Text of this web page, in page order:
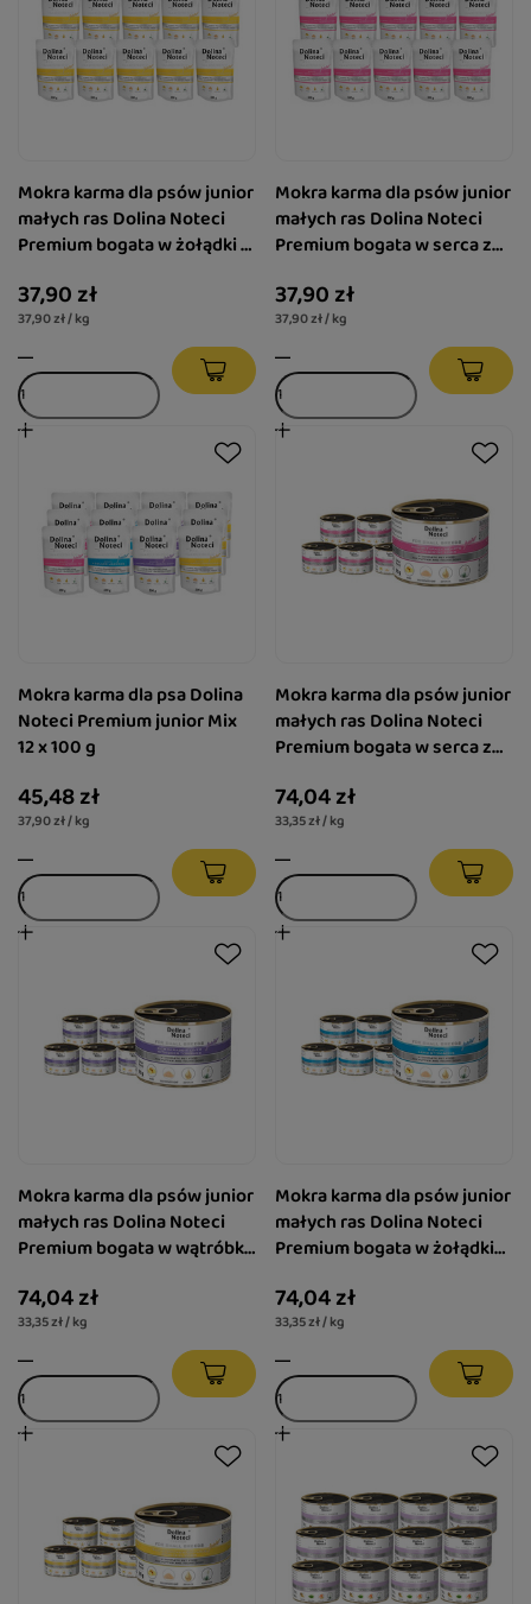
Mokra karma dla psów junior
małych ras Dolina Noteci
Premium bogata w żołądki z
zestaw 10 x 100 g
37,90 zł
37,90 zł / kg
Mokra karma dla psów junior
małych ras Dolina Noteci
Premium bogata w serca z
zestaw 10 x 100 g
37,90 zł
37,90 zł / kg
Mokra karma dla psa Dolina
Noteci Premium junior Mix
12 x 100 g
45,48 zł
37,90 zł / kg
Mokra karma dla psów junior
małych ras Dolina Noteci
Premium bogata w serca z
zestaw 12 x 185 g
74,04 zł
33,35 zł / kg
Mokra karma dla psów junior
małych ras Dolina Noteci
Premium bogata w wątróbkę
zestaw 12 x 185 g
74,04 zł
33,35 zł / kg
Mokra karma dla psów junior
małych ras Dolina Noteci
Premium bogata w żołądki
74,04 zł
33,35 zł / kg